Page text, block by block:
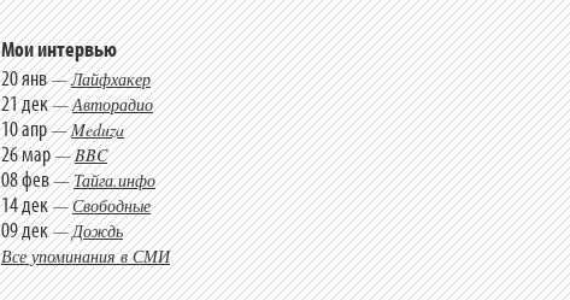
Мои интервью
20 янв—Лайфхакер
21 дек—Авторадио
10 апр—Meduza
26 мар—BBC
08 фев—Тайга.инфо
14 дек—Свободные
09 дек—Дождь
Все упоминания в СМИ